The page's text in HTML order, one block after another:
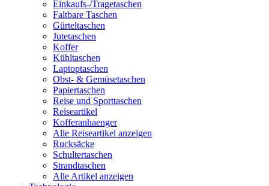
Einkaufs-/Tragetaschen
Faltbare Taschen
Gürteltaschen
Jutetaschen
Koffer
Kühltaschen
Laptoptaschen
Obst- & Gemüsetaschen
Papiertaschen
Reise und Sporttaschen
Reiseartikel
Kofferanhaenger
Alle Reiseartikel anzeigen
Rucksäcke
Schultertaschen
Strandtaschen
Alle Artikel anzeigen